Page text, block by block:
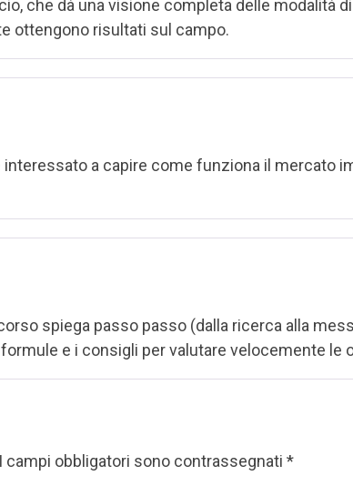
che dà una visione completa delle modalità
ottengono risultati sul campo.
a capire come funziona il mercato
spiega passo passo (dalla ricerca alla
e i consigli per valutare velocemente le
I campi obbligatori sono contrassegnati *